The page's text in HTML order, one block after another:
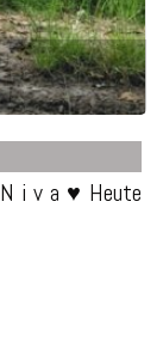
i v a ♥ Heute